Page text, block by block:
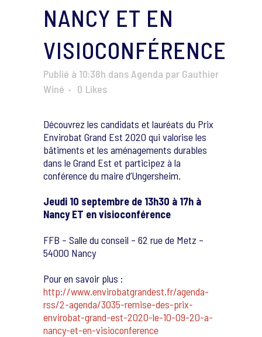
NANCY ET EN
VISIOCONFÉRENCE
Publié à 10:38h dans Agenda par Gauthier
Winé
0 Likes
Découvrez les candidats et lauréats du Prix
Envirobat Grand Est 2020 qui valorise les
bâtiments et les aménagements durables
dans le Grand Est et participez à la
conférence du maire d’Ungersheim.
Jeudi 10 septembre de 13h30 à 17h à
Nancy ET en visioconférence
FFB – Salle du conseil – 62 rue de Metz –
54000 Nancy
Pour en savoir plus :
http://www.envirobatgrandest.fr/agenda-
rss/2-agenda/3035-remise-des-prix-
envirobat-grand-est-2020-le-10-09-20-a-
nancy-et-en-visioconference